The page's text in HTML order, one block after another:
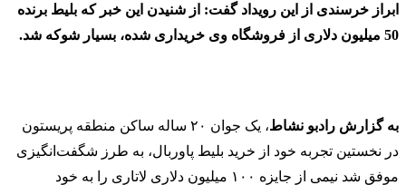
ابراز خرسندی از این رویداد گفت: از شنیدن این خبر که بلیط برنده
50 میلیون دلاری از فروشگاه وی خریداری شده، بسیار شوکه شد.
به گزارش رادبو نشاط
، یک جوان ۲۰ ساله ساکن منطقه پریستون
در نخستین تجربه خود از خرید بلیط پاوربال، به طرز شگفت‌انگیزی
موفق شد نیمی از جایزه ۱۰۰ میلیون دلاری لاتاری را به خود